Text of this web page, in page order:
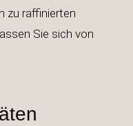
zu raffinierten
Sie sich von